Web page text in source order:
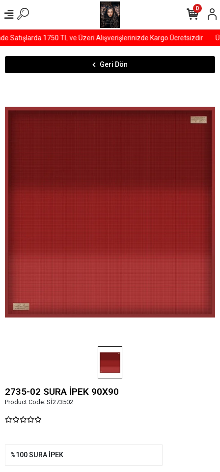
1750 TL ve Üzeri Alışverişlerinizde Kargo Ücretsizdir
0
Geri Dön
2735-02 SURA İPEK 90X90
Product Code: Sİ273502
%100 SURA İPEK